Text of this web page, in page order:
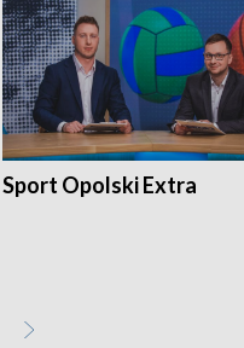
Sport Opolski Extra